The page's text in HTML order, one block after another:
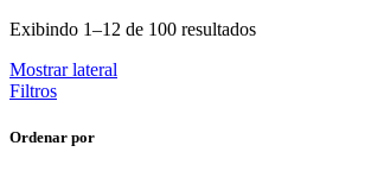
Exibindo 1–12 de 100 resultados
Mostrar lateral
Filtros
Ordenar por